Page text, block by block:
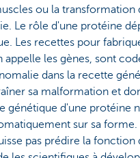
ou la transformation
Le rôle d'une protéine
Les recettes pour
appelle les gènes, sont
dans la recette
sa malformation et
génétique d'une protéine
sur sa forme.
pas prédire la fonction